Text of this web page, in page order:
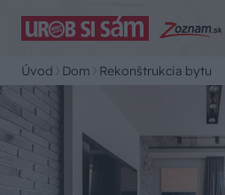
Úvod Dom Rekonštrukcia bytu